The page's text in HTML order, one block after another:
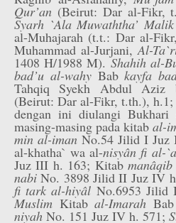
Qur’an (Beirut: Dar al-Fikr,
Syarh `Ala Muwaththa’ Malik
al-Muhajarah (t.t.: Dar al-
Muhammad al-Jurjani,Al-
1408 H/1988 M).Shahih al-
bad’u al-wahyBabkayfa
Tahqiq Syekh Abdul
(Beirut: Dar al-Fikr, t.th.), h.1;
dengan ini diulangi Bukhari
masing-masing pada kitab al-
min al-iman No.54 Jilid I Juz
al-khatha` wa al-nisyân fi al-
Juz III h. 163; Kitab
nabi No. 3898 Jilid II Juz IV
fi tark al-hiyâl No.6953
Muslim Kitabal-Imarah Bab
niyah No. 151 Juz IV h. 571;